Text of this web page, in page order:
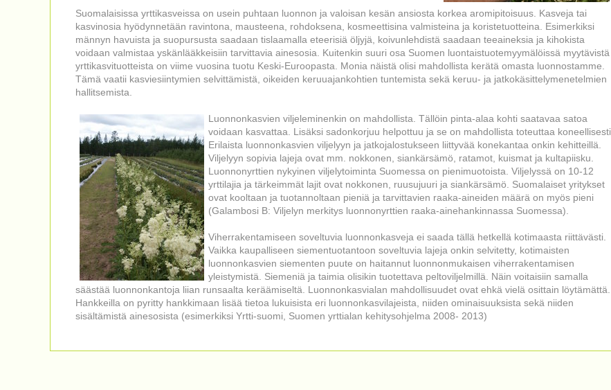
Suomalaisissa yrttikasveissa on usein puhtaan luonnon ja valoisan kesän ansiosta korkea aromipitoisuus. Kasveja tai
kasvinosia hyödynnetään ravintona, mausteena, rohdoksena, kosmeettisina valmisteina ja koristetuotteina. Esimerkiksi
männyn havuista ja suopursusta saadaan tislaamalla eteerisiä öljyjä, koivunlehdistä saadaan teeaineksia ja kihokista
voidaan valmistaa yskänlääkkeisiin tarvittavia ainesosia. Kuitenkin suuri osa Suomen luontaistuotemyymälöissä myytävistä
yrttikasvituotteista on viime vuosina tuotu Keski-Euroopasta. Monia näistä olisi mahdollista kerätä omasta luonnostamme.
Tämä vaatii kasviesiintymien selvittämistä, oikeiden keruuajankohtien tuntemista sekä keruu- ja jatkokäsittelymenetelmien
hallitsemista.
Luonnonkasvien viljeleminenkin on mahdollista. Tällöin pinta-alaa kohti saatavaa satoa
voidaan kasvattaa. Lisäksi sadonkorjuu helpottuu ja se on mahdollista toteuttaa koneellisesti.
Erilaista luonnonkasvien viljelyyn ja jatkojalostukseen liittyvää konekantaa onkin kehitteillä.
Viljelyyn sopivia lajeja ovat mm. nokkonen, siankärsämö, ratamot, kuismat ja kultapiisku.
Luonnonyrttien nykyinen viljelytoiminta Suomessa on pienimuotoista. Viljelyssä on 10-12
yrttilajia ja tärkeimmät lajit ovat nokkonen, ruusujuuri ja siankärsämö. Suomalaiset yritykset
ovat kooltaan ja tuotannoltaan pieniä ja tarvittavien raaka-aineiden määrä on myös pieni
(Galambosi B: Viljelyn merkitys luonnonyrttien raaka-ainehankinnassa Suomessa).
Viherrakentamiseen soveltuvia luonnonkasveja ei saada tällä hetkellä kotimaasta riittävästi.
Vaikka kaupalliseen siementuotantoon soveltuvia lajeja onkin selvitetty, kotimaisten
luonnonkasvien siementen puute on haitannut luonnonmukaisen viherrakentamisen
yleistymistä. Siemeniä ja taimia olisikin tuotettava peltoviljelmillä. Näin voitaisiin samalla
säästää luonnonkantoja liian runsaalta keräämiseltä. Luonnonkasvialan mahdollisuudet ovat ehkä vielä osittain löytämättä.
Hankkeilla on pyritty hankkimaan lisää tietoa lukuisista eri luonnonkasvilajeista, niiden ominaisuuksista sekä niiden
sisältämistä ainesosista (esimerkiksi Yrtti-suomi, Suomen yrttialan kehitysohjelma 2008- 2013)